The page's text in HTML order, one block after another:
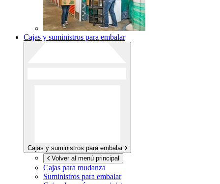
Cajas y suministros para embalar
Cajas y suministros para embalar
Volver al menú principal
Cajas para mudanza
Suministros para embalar